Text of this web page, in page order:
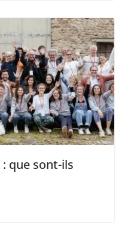
que sont-ils